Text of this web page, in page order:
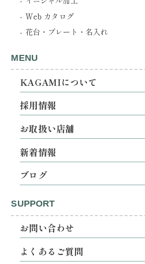
Web カタログ
花台・プレート・名入れ
MENU
KAGAMIについて
採用情報
お取扱い店舗
新着情報
ブログ
SUPPORT
お問い合わせ
よくあるご質問